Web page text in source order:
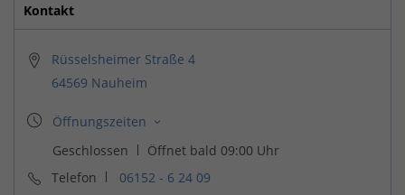
Kontakt
Rüsselsheimer Straße 4
64569 Nauheim
Telefon 06152 - 6 24 09